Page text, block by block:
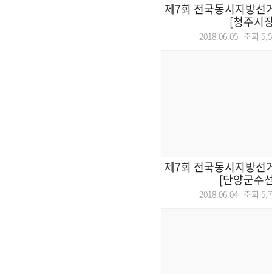
제7회 전국동시지방선
[청주시
2018.06.05 조회
제7회 전국동시지방선
[단양군수
2018.06.04 조회